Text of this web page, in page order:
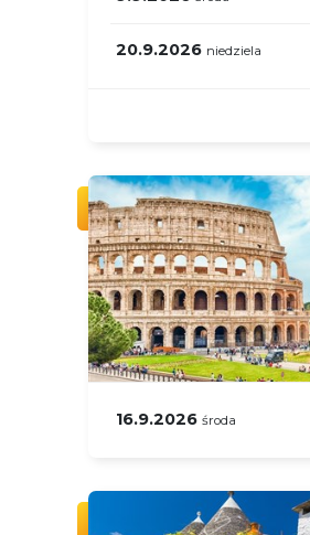
20.9.2026 niedziela
16.9.2026 środa